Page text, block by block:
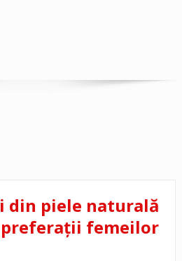
din piele naturală
femeilor